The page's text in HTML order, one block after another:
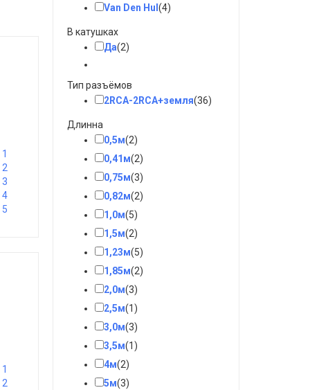
Van Den Hul (4)
В катушках
Да(2)
Тип разъёмов
2RCA-2RCA+земля(36)
Длинна
0,5м(2)
0,41м(2)
0,75м(3)
0,82м(2)
1,0м(5)
1,5м(2)
1,23м(5)
1,85м(2)
2,0м(3)
2,5м(1)
3,0м(3)
3,5м(1)
4м(2)
5м(3)
1
2
3
4
5
1
2